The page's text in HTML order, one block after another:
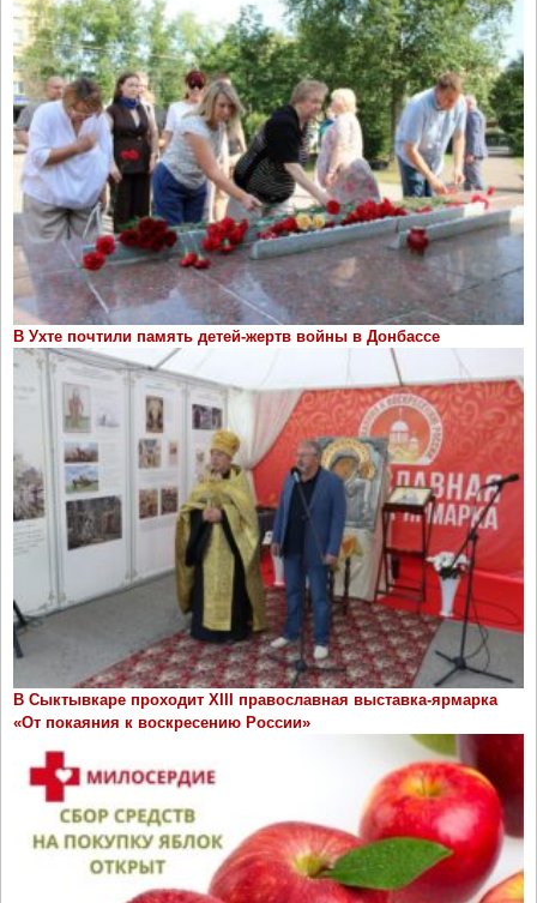
В Ухте почтили память детей-жертв войны в Донбассе
В Сыктывкаре проходит ХIII православная выставка-ярмарка
«От покаяния к воскресению России»